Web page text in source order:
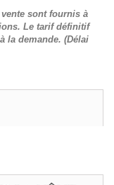
sont fournis à
Le tarif définitif
la demande. (Délai